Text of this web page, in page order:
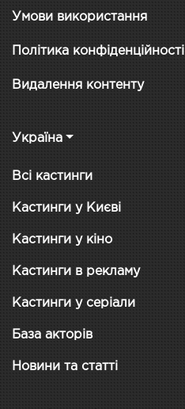
Умови використання
Політика конфіденційності
Видалення контенту
Україна
Всі кастинги
Кастинги у Києві
Кастинги у кіно
Кастинги в рекламу
Кастинги у серіали
База акторів
Новини та статті